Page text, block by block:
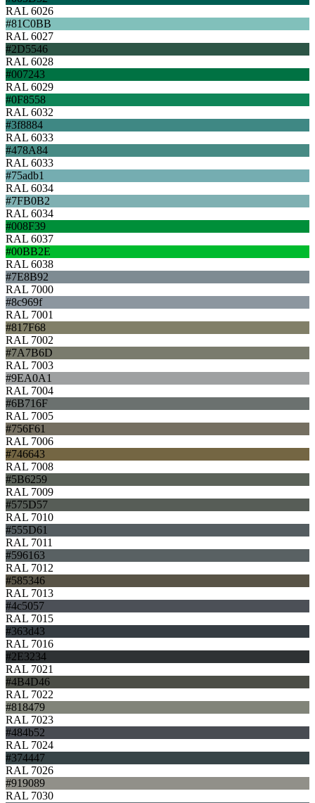
RAL 6026
#81C0BB
RAL 6027
#2D5546
RAL 6028
#007243
RAL 6029
#0F8558
RAL 6032
#3f8884
RAL 6033
#478A84
RAL 6033
#75adb1
RAL 6034
#7FB0B2
RAL 6034
#008F39
RAL 6037
#00BB2E
RAL 6038
#7E8B92
RAL 7000
#8c969f
RAL 7001
#817F68
RAL 7002
#7A7B6D
RAL 7003
#9EA0A1
RAL 7004
#6B716F
RAL 7005
#756F61
RAL 7006
#746643
RAL 7008
#5B6259
RAL 7009
#575D57
RAL 7010
#555D61
RAL 7011
#596163
RAL 7012
#585346
RAL 7013
#4c5057
RAL 7015
#363d43
RAL 7016
#2E3234
RAL 7021
#4B4D46
RAL 7022
#818479
RAL 7023
#484b52
RAL 7024
#374447
RAL 7026
#919089
RAL 7030